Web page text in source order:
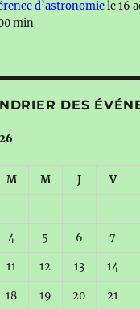
d’astronomiele 16
min
DES
M M J V
4 5 6 7
11 12 13 14
18 19 20 21